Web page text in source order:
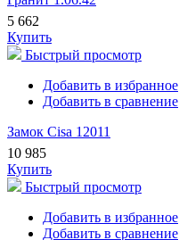
5 662
Купить
Быстрый просмотр
Добавить в избранное
Добавить в сравнение
Замок Cisa 12011
10 985
Купить
Быстрый просмотр
Добавить в избранное
Добавить в сравнение